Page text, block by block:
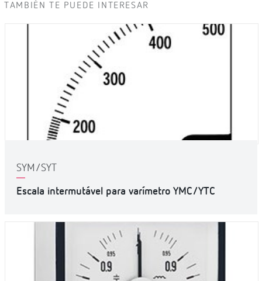
TAMBIÉN TE PUEDE INTERESAR
SYM/SYT
Escala intermutável para varímetro YMC/YTC